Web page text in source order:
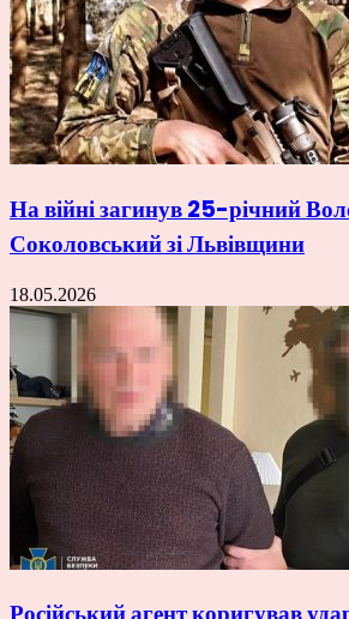
На війні загинув 25-річний
Соколовський зі Львівщини
18.05.2026